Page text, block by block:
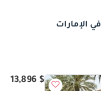
الإمارات
$ 13,896